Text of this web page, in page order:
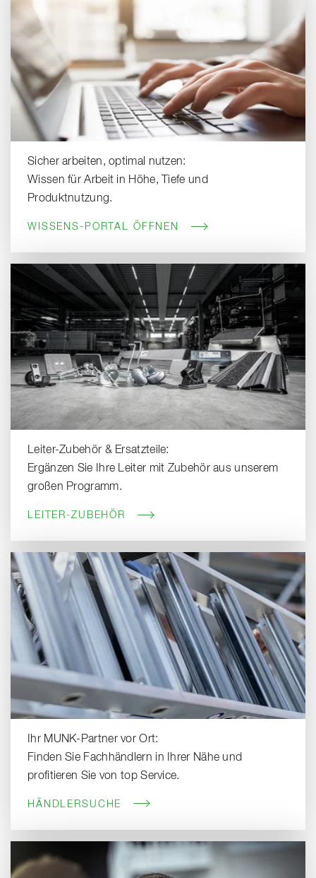
Sicher arbeiten, optimal nutzen:
Wissen für Arbeit in Höhe, Tiefe und
Produktnutzung.
WISSENS-PORTAL ÖFFNEN
Leiter-Zubehör & Ersatzteile:
Ergänzen Sie Ihre Leiter mit Zubehör aus unserem
großen Programm.
LEITER-ZUBEHÖR
Ihr MUNK-Partner vor Ort:
Finden Sie Fachhändlern in Ihrer Nähe und
profitieren Sie von top Service.
HÄNDLERSUCHE